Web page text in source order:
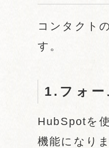
コンタクト
す。
1.フォー
HubSpotを
機能になりま